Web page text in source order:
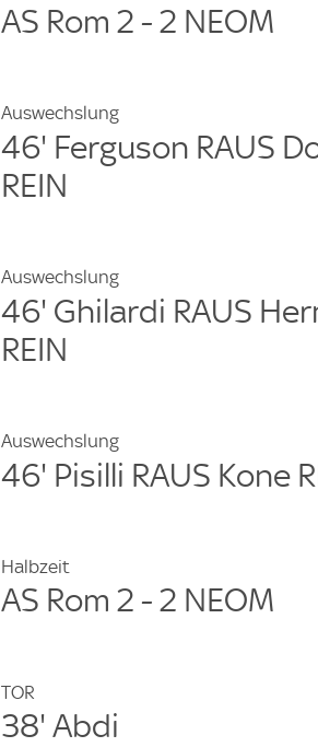
AS Rom 2 - 2 NEOM
Auswechslung
46' Ferguson RAUS
REIN
Auswechslung
46' Ghilardi RAUS
REIN
Auswechslung
46' Pisilli RAUS Kone
Halbzeit
AS Rom 2 - 2 NEOM
TOR
38' Abdi